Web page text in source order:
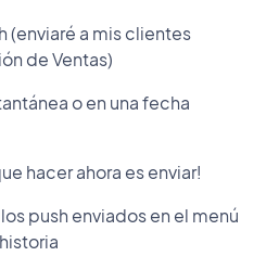
(enviaré a mis clientes
de Ventas)
o en una fecha
hacer ahora es enviar!
push enviados en el menú